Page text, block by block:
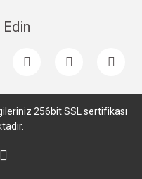
256bit SSL sertifikası